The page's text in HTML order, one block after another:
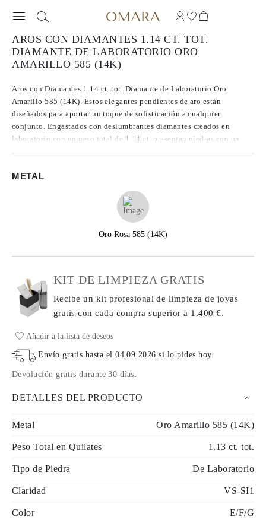
AROS CON DIAMANTES 1.14 CT. TOT.
DIAMANTE DE LABORATORIO ORO
AMARILLO 585 (14K)
Aros con Diamantes 1.14 ct. tot. Diamante de Laboratorio Oro
Amarillo 585 (14K). Estos elegantes pendientes de aro están
diseñados para aportar un toque de sofisticación a cualquier
conjunto. Engastados con deslumbrantes diamantes creados en
laboratorio con un peso total de 1.14 ct, presentan piedras con un
METAL
Oro Rosa 585 (14K)
KIT DE LIMPIEZA GRATIS
Recibe un kit profesional de limpieza de joyas
gratis con cada comprasuperior a 1.400 €.
Añadir a la lista de deseos
Envío gratis hasta el04.09.2026 si lo pides hoy.
Devolución gratis durante 30 días.
DETALLES DEL PRODUCTO
Metal Oro Amarillo 585 (14K)
Peso Total en Quilates 1.13 ct. tot.
Tipo de Piedra De Laboratorio
Claridad VS-SI1
Color E/F/G